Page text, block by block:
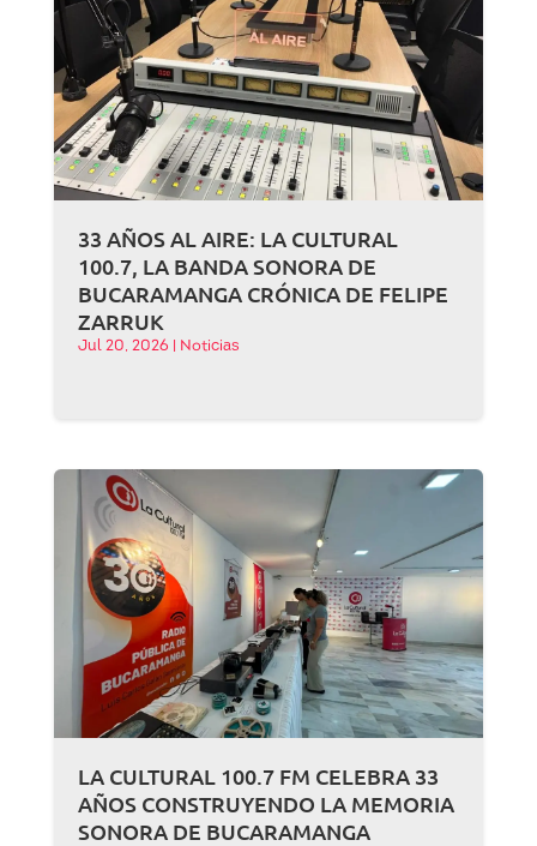
33 AÑOS AL AIRE: LA CULTURAL
100.7, LA BANDA SONORA DE
BUCARAMANGA CRÓNICA DE FELIPE
ZARRUK
Jul 20, 2026 Noticias
LA CULTURAL 100.7 FM CELEBRA 33
AÑOS CONSTRUYENDO LA MEMORIA
SONORA DE BUCARAMANGA